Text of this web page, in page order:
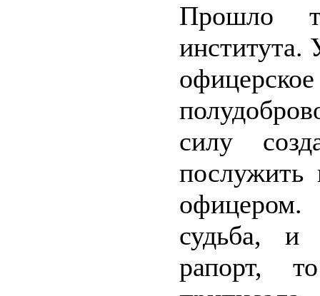
Прошло
института.
силу
судьба, и
рапорт,